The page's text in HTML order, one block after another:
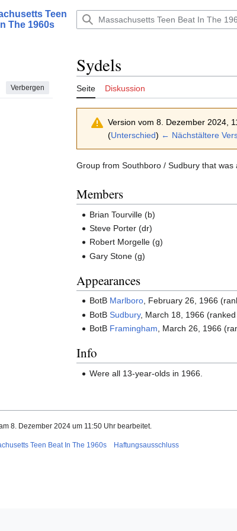
Teen
The 1960s
Verbergen
Sydels
Seite Diskussion
Version vom 8. Dezember 2024,
(Unterschied) ← Nächstältere
Group from Southboro / Sudbury that was
Members
Brian Tourville (b)
Steve Porter (dr)
Robert Morgelle (g)
Gary Stone (g)
Appearances
BotB Marlboro, February 26, 1966
BotBSudbury, March 18, 1966
BotB Framingham , March 26, 1966
Info
Were all 13-year-olds in 1966.
8. Dezember 2024 um 11:50 Uhr bearbeitet.
Teen Beat In The 1960s Haftungsausschluss